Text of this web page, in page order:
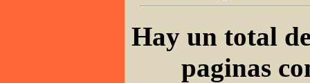
Hay un total
paginas